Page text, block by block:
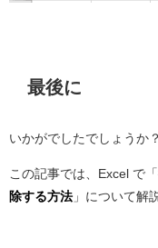
最後に
いかがでしたでしょうか？
この記事では、Excel で「
除する方法 」について解